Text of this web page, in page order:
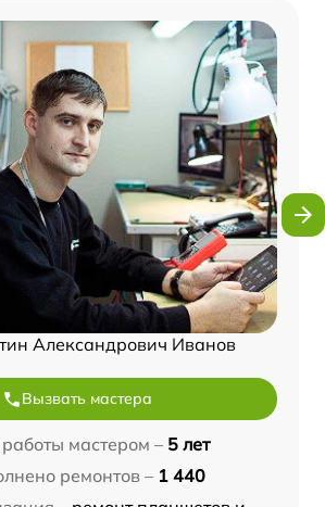
Александрович Иванов
Вызвать мастера
мастером – 5 лет
ремонтов – 1 440